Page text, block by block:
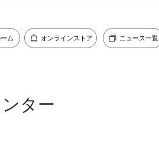
ム オンラインストア ニュース一覧
ター